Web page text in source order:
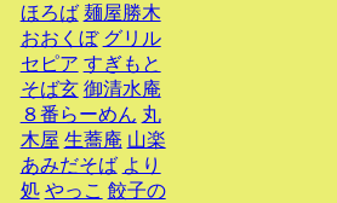
ほろば 麺屋勝木
おおくぼ グリル
セピア すぎもと
そば玄 御清水庵
８番らーめん 丸
木屋 生蕎庵 山楽
あみだそば より
処 やっこ 餃子の